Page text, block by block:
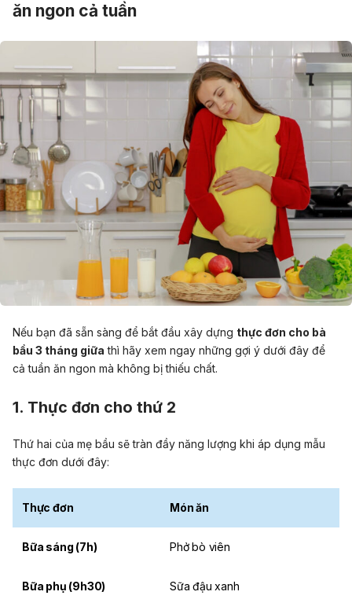
ăn ngon cả tuần
Nếu bạn đã sẵn sàng để bắt đầu xây dựng thực đơn cho bà
bầu 3 tháng giữa thì hãy xem ngay những gợi ý dưới đây để
cả tuần ăn ngon mà không bị thiếu chất.
1. Thực đơn cho thứ 2
Thứ hai của mẹ bầu sẽ tràn đầy năng lượng khi áp dụng mẫu
thực đơn dưới đây:
Thực đơn Món ăn
Bữa sáng (7h) Phở bò viên
Bữa phụ (9h30) Sữa đậu xanh